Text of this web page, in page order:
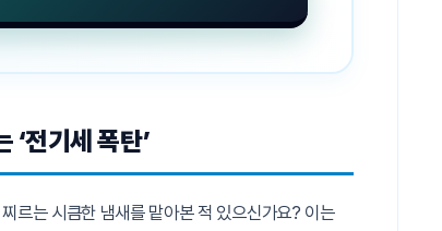
‘전기세 폭탄’
르는 시큼한 냄새를 맡아본 적 있으신가요? 이는